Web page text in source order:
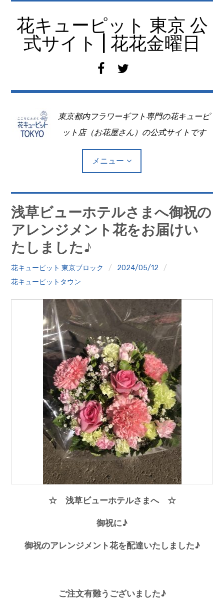
花キューピット 東京 公
式サイト | 花花金曜日
f
c
b
o
k
i
t
e
東京都内フラワーギフト専門の花キューピ
ット店（お花屋さん）の公式サイトです
メニュー
Top
クイズ
プランター寄贈
加盟店リスト
花キューピットタウン
団体概要
浅草ビューホテルさまへ御祝の
アレンジメント花をお届けい
たしました♪
花キューピット 東京ブロック
2024/05/12
花キューピットタウン
☆ 浅草ビューホテルさまへ ☆
御祝に♪
御祝のアレンジメント花を配達いたしました♪
ご注文有難うございました♪